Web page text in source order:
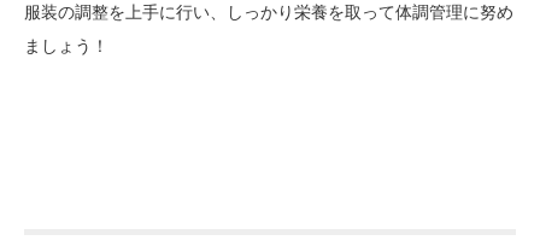
服装の調整を上手に行い、しっかり栄養を取って体調管理に努め
ましょう！